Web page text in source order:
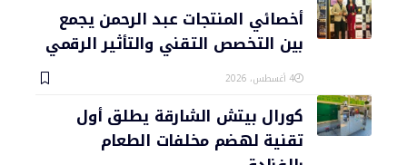
أخصائي المنتجات عبد الرحمن يجمع
بين التخصص التقني والتأثير الرقمي
4 أغسطس، 2026
كورال بيتش الشارقة يطلق أول
تقنية لهضم مخلفات الطعام